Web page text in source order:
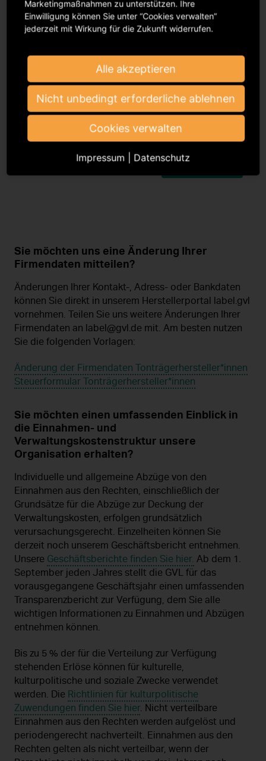
Staatsangehörigkeit*
Geburtsdatum*
Geburtsland*
Sie möchten uns eine Änderung Ihrer
Firmendaten mitteilen?
Änderungen Ihrer Kontakt-, Adress- oder Bankdaten
können Sie direkt in unserem Herstellerportal label.gvl
vornehmen. Teilen Sie uns weitere Änderungen Ihrer
Firmendaten an label@gvl.de mit. Am besten nutzen
Sie die folgenden Vorlagen:
Änderung der Firmendaten Tonträgerhersteller*innen
Steuerformular Tonträgerhersteller*innen
Sie möchten einen umfassenden Einblick in
die Einnahmen- und
Verwaltungskostenstruktur unsere
Organisation erhalten?
Individuelle und allgemeine Abzüge von den
Einnahmen aus den Rechten, einschließlich der
Grundsätze für die Abzüge zur Deckung der
Verwaltungskosten, erfolgen grundsätzlich
verursachungsgerecht. Einzelheiten können Sie
derzeit noch unserem Geschäftsbericht entnehmen.
Unsere Geschäftsberichte finden Sie hier. Ab dem 1.
September jeden Jahres stellt die GVL für das
vorausgegangene Geschäftsjahr einen umfassenden
Transparenzbericht zur Verfügung, dem Sie alle
wichtigen Informationen zu Einnahmen und Abzügen
entnehmen können.
Bis zu 5 % der für die Verteilung zur Verfügung
stehenden Erlöse können für kulturelle,
kulturpolitische und soziale Zwecke verwendet
werden. Die Richtlinien für kulturpolitische
Zuwendungen finden Sie hier. Nicht verteilbare
Einnahmen aus den Rechten werden aufgelöst und
periodengerecht nachverteilt. Einnahmen aus den
Rechten gelten als nicht verteilbar, wenn der
Marketingmaßnahmen zu unterstützen. Ihre
Einwilligung können Sie unter “Cookies verwalten”
jederzeit mit Wirkung für die Zukunft widerrufen.
Alle akzeptieren
Nicht unbedingt erforderliche ablehnen
Cookies verwalten
Impressum Datenschutz